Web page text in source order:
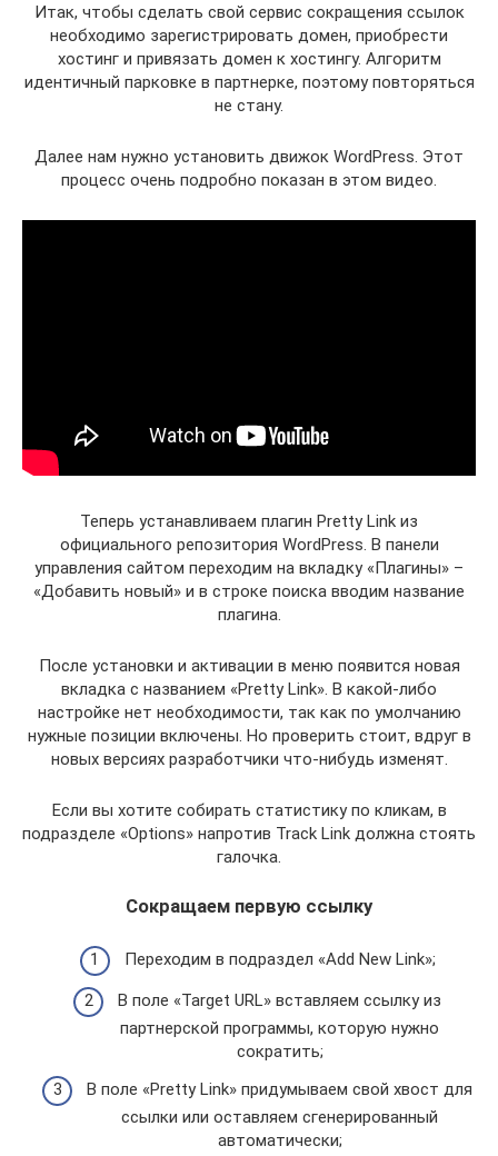
Итак, чтобы сделать свой сервис сокращения ссылок
необходимо зарегистрировать домен, приобрести
хостинг и привязать домен к хостингу. Алгоритм
идентичный парковке в партнерке, поэтому повторяться
не стану.
Далее нам нужно установить движок WordPress. Этот
процесс очень подробно показан в этом видео.
Теперь устанавливаем плагин Pretty Link из
официального репозитория WordPress. В панели
управления сайтом переходим на вкладку «Плагины» –
«Добавить новый» и в строке поиска вводим название
плагина.
После установки и активации в меню появится новая
вкладка с названием «Pretty Link». В какой-либо
настройке нет необходимости, так как по умолчанию
нужные позиции включены. Но проверить стоит, вдруг в
новых версиях разработчики что-нибудь изменят.
Если вы хотите собирать статистику по кликам, в
подразделе «Options» напротив Track Link должна стоять
галочка.
Сокращаем первую ссылку
Переходим в подраздел «Add New Link»;
В поле «Target URL» вставляем ссылку из
партнерской программы, которую нужно
сократить;
В поле «Pretty Link» придумываем свой хвост для
ссылки или оставляем сгенерированный
автоматически;